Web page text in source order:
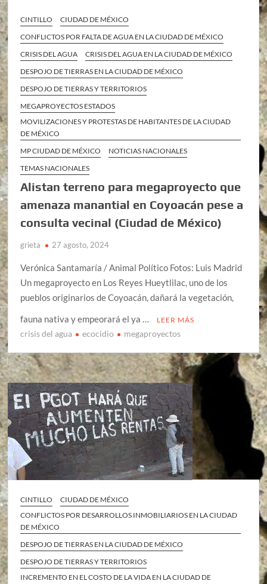
CINTILLO
CIUDAD DE MÉXICO
CONFLICTOS POR FALTA DE AGUA EN LA CIUDAD DE MÉXICO
CRISIS DEL AGUA
CRISIS DEL AGUA EN LA CIUDAD DE MÉXICO
DESPOJO DE TIERRAS EN LA CIUDAD DE MÉXICO
DESPOJO DE TIERRAS Y TERRITORIOS
MEGAPROYECTOS ESTADOS
MOVILIZACIONES Y PROTESTAS DE HABITANTES DE LA CIUDAD
DE MÉXICO
MP CIUDAD DE MÉXICO
NOTICIAS NACIONALES
TEMAS NACIONALES
Alistan terreno para megaproyecto que
amenaza manantial en Coyoacán pese a
consulta vecinal (Ciudad de México)
grieta 27 agosto, 2024
Verónica Santamaría / Animal Político Fotos: Luis Madrid
Un megaproyecto en Los Reyes Hueytlilac, uno de los
pueblos originarios de Coyoacán, dañará la vegetación,
fauna nativa y empeorará el ya …
LEER MÁS
crisis del agua ecocidio megaproyectos
CINTILLO
CIUDAD DE MÉXICO
CONFLICTOS POR DESARROLLOS INMOBILIARIOS EN LA CIUDAD
DE MÉXICO
DESPOJO DE TIERRAS EN LA CIUDAD DE MÉXICO
DESPOJO DE TIERRAS Y TERRITORIOS
INCREMENTO EN EL COSTO DE LA VIDA EN LA CIUDAD DE